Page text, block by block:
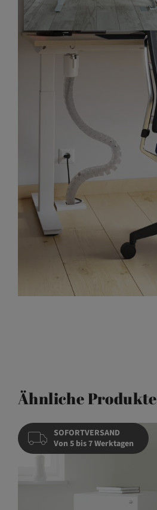
Ähnliche Produkte
SOFORTVERSAND
Von 5 bis 7 Werktagen